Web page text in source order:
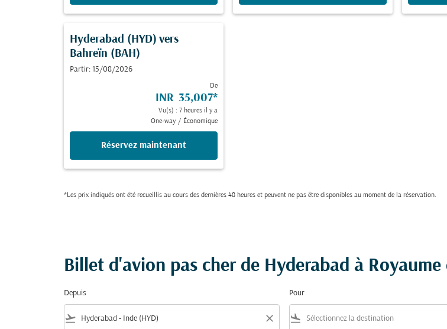
Hyderabad (HYD) vers
Bahreïn (BAH)
Partir: 15/08/2026
De
INR 35,007*
Vu(s) : 7 heures il y a
One-way / Économique
Réservez maintenant
*Les prix indiqués ont été recueillis au cours des dernières 48 heures et peuvent ne pas être disponibles au moment de la réservation.
Billet d'avion pas cher de Hyderabad à Royaume
Depuis
flight_takeoff close
Pour
flight_land